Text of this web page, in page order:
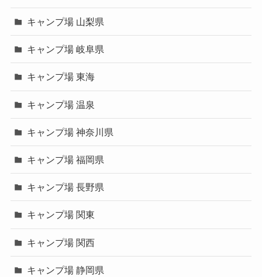
キャンプ場 山梨県
キャンプ場 岐阜県
キャンプ場 東海
キャンプ場 温泉
キャンプ場 神奈川県
キャンプ場 福岡県
キャンプ場 長野県
キャンプ場 関東
キャンプ場 関西
キャンプ場 静岡県